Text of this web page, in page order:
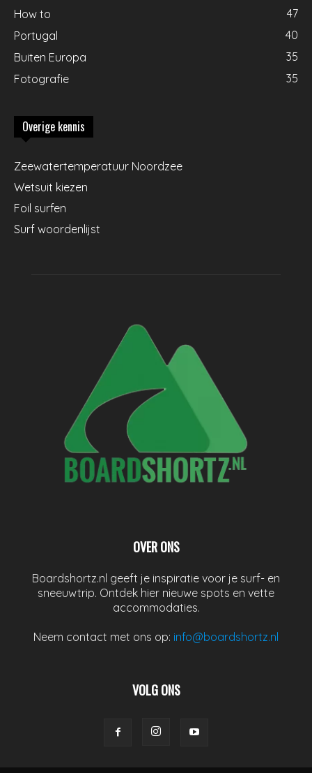
How to
47
Portugal
40
Buiten Europa
35
Fotografie
35
Overige kennis
Zeewatertemperatuur Noordzee
Wetsuit kiezen
Foil surfen
Surf woordenlijst
OVER ONS
Boardshortz.nl geeft je inspiratie voor je surf- en
sneeuwtrip. Ontdek hier nieuwe spots en vette
accommodaties.
Neem contact met ons op: info@boardshortz.nl
VOLG ONS